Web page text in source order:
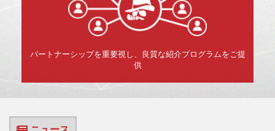
パートナーシップを重要視し、良質な紹介プログラムをご提
供